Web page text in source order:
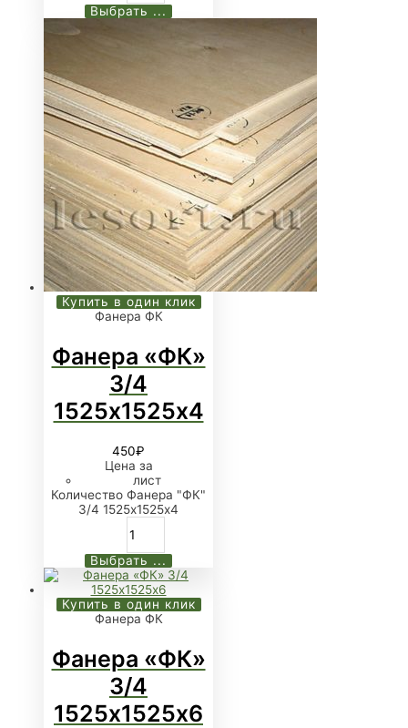
Выбрать ...
Купить в один клик
Фанера ФК
Фанера «ФК»
3/4
1525х1525х4
450₽
Цена за
лист
Количество Фанера "ФК"
3/4 1525х1525х4
Выбрать ...
Купить в один клик
Фанера ФК
Фанера «ФК»
3/4
1525х1525х6